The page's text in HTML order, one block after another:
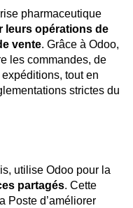
pharmaceutique
leurs opérations de
vente. Grâce à Odoo,
les commandes, de
tout en
strictes du
utilise Odoo pour la
partagés. Cette
Poste d’améliorer